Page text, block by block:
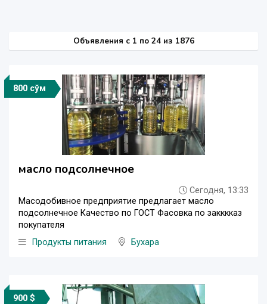
Объявления c 1 по 24 из 1876
800 сўм
масло подсолнечное
Сегодня, 13:33
Масодобивное предприятие предлагает масло
подсолнечное Качество по ГОСТ Фасовка по закккказ
покупателя
Продукты питания
Бухара
900 $